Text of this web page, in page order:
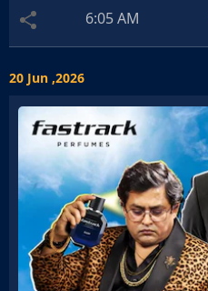
6:05 AM
20 Jun ,2026